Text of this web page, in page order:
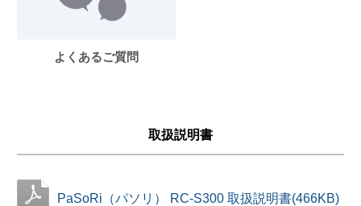
よくあるご質問
取扱説明書
PaSoRi（パソリ） RC-S300 取扱説明書(466KB)